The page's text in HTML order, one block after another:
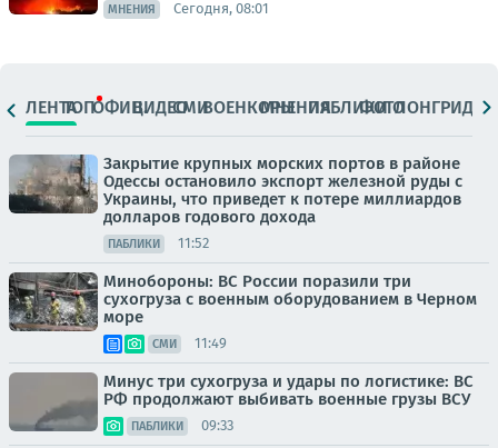
МНЕНИЯ Сегодня, 08:01
ЛЕНТАТОПОФИЦ.ВИДЕОСМИВОЕНКОРЫМНЕНИЯПАБЛИКИ
ФОТОЛОНГРИДЫ
Закрытие крупных морских портов в районе
Одессы остановило экспорт железной руды с
Украины, что приведет к потере миллиардов
долларов годового дохода
ПАБЛИКИ 11:52
Минобороны: ВС России поразили три
сухогруза с военным оборудованием в Черном
море
СМИ 11:49
Минус три сухогруза и удары по логистике: ВС
РФ продолжают выбивать военные грузы ВСУ
ПАБЛИКИ 09:33